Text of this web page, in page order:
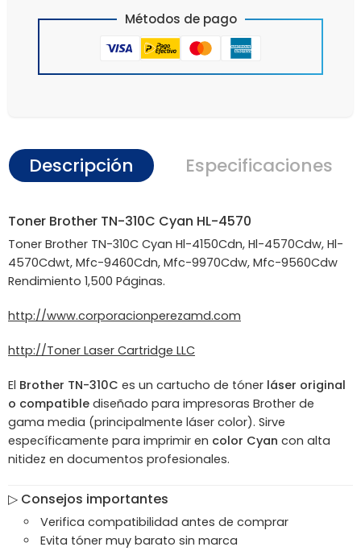
Métodos de pago
Descripción Especificaciones
Toner Brother TN-310C Cyan HL-4570
Toner Brother TN-310C Cyan Hl-4150Cdn, Hl-4570Cdw, Hl-
4570Cdwt, Mfc-9460Cdn, Mfc-9970Cdw, Mfc-9560Cdw
Rendimiento 1,500 Páginas.
http://www.corporacionperezamd.com
http://Toner Laser Cartridge LLC
El Brother TN-310C es un cartucho de tóner láser original
o compatible diseñado para impresoras Brother de
gama media (principalmente láser color). Sirve
específicamente para imprimir en color Cyan con alta
nitidez en documentos profesionales.
▷ Consejos importantes
Verifica compatibilidad antes de comprar
Evita tóner muy barato sin marca